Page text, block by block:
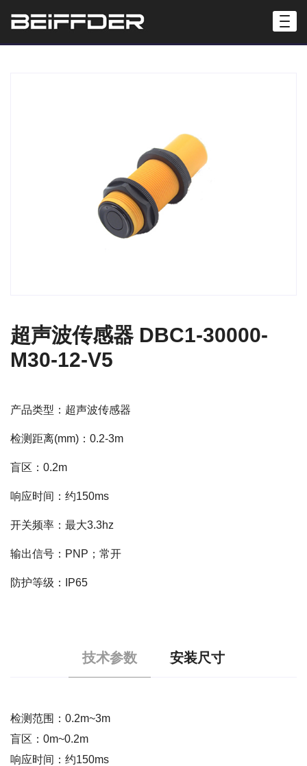
超声波传感器 DBC1-30000-
M30-12-V5
产品类型：超声波传感器
检测距离(mm)：0.2-3m
盲区：0.2m
响应时间：约150ms
开关频率：最大3.3hz
输出信号：PNP；常开
防护等级：IP65
技术参数 安装尺寸
检测范围：0.2m~3m
盲区：0m~0.2m
响应时间：约150ms